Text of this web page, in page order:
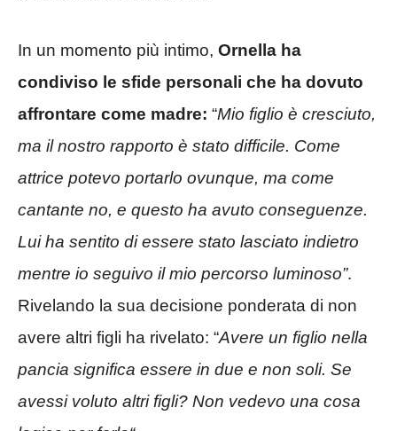
In un momento più intimo, Ornella ha
condiviso le sfide personali che ha dovuto
affrontare come madre: “Mio figlio è cresciuto,
ma il nostro rapporto è stato difficile. Come
attrice potevo portarlo ovunque, ma come
cantante no, e questo ha avuto conseguenze.
Lui ha sentito di essere stato lasciato indietro
mentre io seguivo il mio percorso luminoso”.
Rivelando la sua decisione ponderata di non
avere altri figli ha rivelato: “Avere un figlio nella
pancia significa essere in due e non soli. Se
avessi voluto altri figli? Non vedevo una cosa